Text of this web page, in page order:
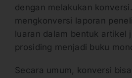
dengan melakukan
mengkonversi laporan
luaran dalam bentuk artikel
prosiding menjadi buku
Secara umum, konversi